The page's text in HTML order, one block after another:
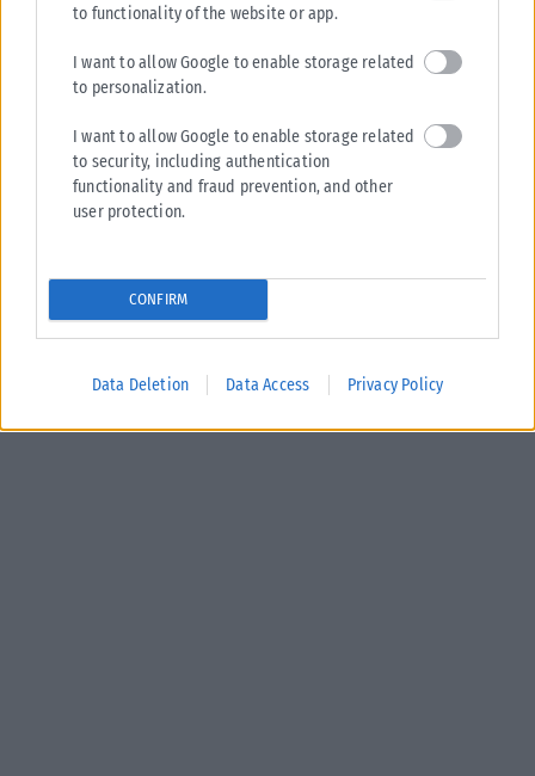
to functionality of the website or app.
I want to allow Google to enable storage related
to personalization.
I want to allow Google to enable storage related
to security, including authentication
functionality and fraud prevention, and other
user protection.
CONFIRM
Data Deletion Data Access Privacy Policy